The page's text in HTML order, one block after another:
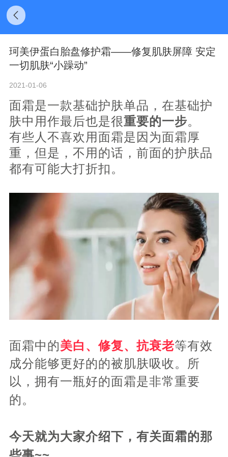
珂美伊蛋白胎盘修护霜——修复肌肤屏障 安定
一切肌肤“小躁动”
2021-01-06
面霜是一款基础护肤单品，在基础护
肤中用作最后也是很重要的一步。
有些人不喜欢用面霜是因为面霜厚
重，但是，不用的话，前面的护肤品
都有可能大打折扣。
面霜中的美白、修复、抗衰老等有效
成分能够更好的的被肌肤吸收。所
以，拥有一瓶好的面霜是非常重要
的。
今天就为大家介绍下，有关面霜的那